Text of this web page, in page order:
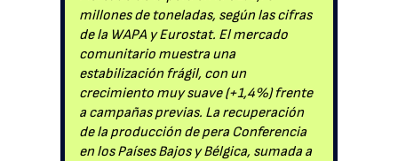
millones de toneladas, según las cifras
de la WAPA y Eurostat. El mercado
comunitario muestra una
estabilización frágil, con un
crecimiento muy suave (+1,4%) frente
a campañas previas. La recuperación
de la producción de pera Conferencia
en los Países Bajos y Bélgica, sumada a